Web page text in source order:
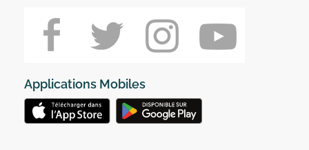
Applications Mobiles